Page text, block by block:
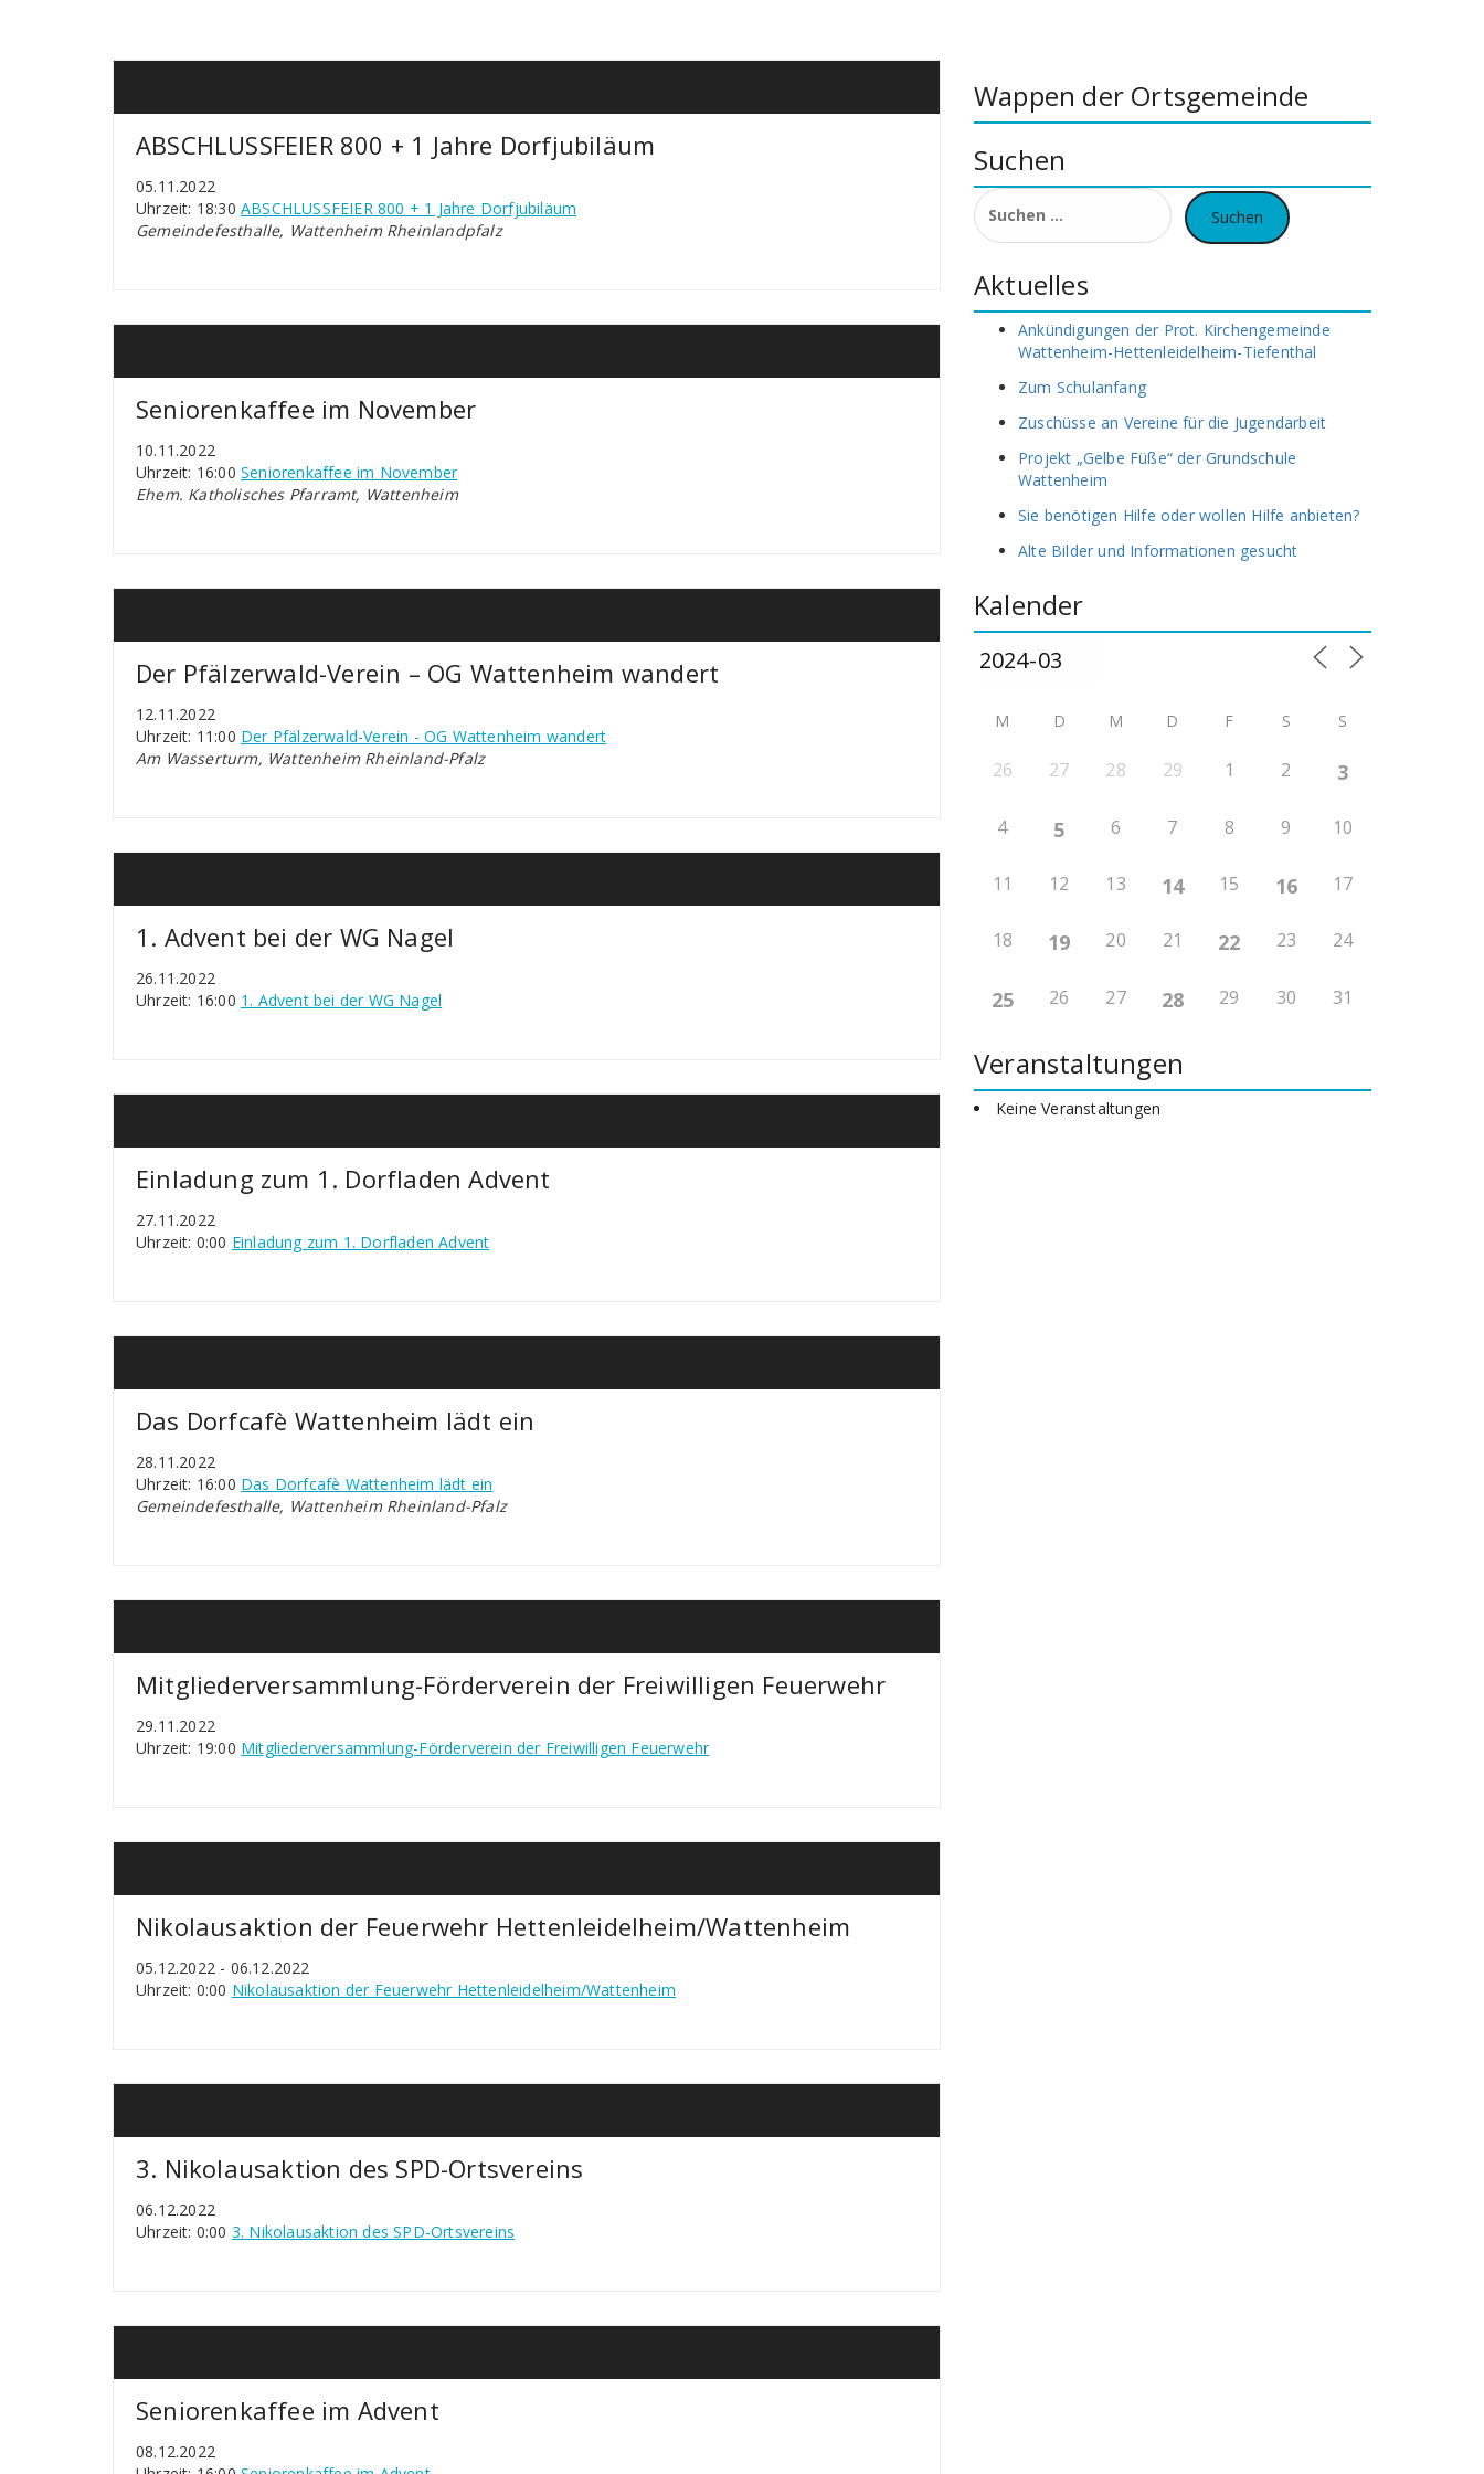
ABSCHLUSSFEIER 800 + 1 Jahre Dorfjubiläum
05.11.2022
Uhrzeit: 18:30 ABSCHLUSSFEIER 800 + 1 Jahre Dorfjubiläum
Gemeindefesthalle, Wattenheim Rheinlandpfalz
Seniorenkaffee im November
10.11.2022
Uhrzeit: 16:00 Seniorenkaffee im November
Ehem. Katholisches Pfarramt, Wattenheim
Der Pfälzerwald-Verein – OG Wattenheim wandert
12.11.2022
Uhrzeit: 11:00 Der Pfälzerwald-Verein - OG Wattenheim wandert
Am Wasserturm, Wattenheim Rheinland-Pfalz
1. Advent bei der WG Nagel
26.11.2022
Uhrzeit: 16:00 1. Advent bei der WG Nagel
Einladung zum 1. Dorfladen Advent
27.11.2022
Uhrzeit: 0:00 Einladung zum 1. Dorfladen Advent
Das Dorfcafè Wattenheim lädt ein
28.11.2022
Uhrzeit: 16:00 Das Dorfcafè Wattenheim lädt ein
Gemeindefesthalle, Wattenheim Rheinland-Pfalz
Mitgliederversammlung-Förderverein der Freiwilligen Feuerwehr
29.11.2022
Uhrzeit: 19:00 Mitgliederversammlung-Förderverein der Freiwilligen Feuerwehr
Nikolausaktion der Feuerwehr Hettenleidelheim/Wattenheim
05.12.2022 - 06.12.2022
Uhrzeit: 0:00 Nikolausaktion der Feuerwehr Hettenleidelheim/Wattenheim
3. Nikolausaktion des SPD-Ortsvereins
06.12.2022
Uhrzeit: 0:00 3. Nikolausaktion des SPD-Ortsvereins
Seniorenkaffee im Advent
08.12.2022
Wappen der Ortsgemeinde
Suchen
Suchen
nach:
Aktuelles
Ankündigungen der Prot. Kirchengemeinde
Wattenheim-Hettenleidelheim-Tiefenthal
Zum Schulanfang
Zuschüsse an Vereine für die Jugendarbeit
Projekt „Gelbe Füße“ der Grundschule
Wattenheim
Sie benötigen Hilfe oder wollen Hilfe anbieten?
Alte Bilder und Informationen gesucht
Kalender
M D M D F S S
26 27 28 29 1 2 3
4 5 6 7 8 9 10
11 12 13 14 15 16 17
18 19 20 21 22 23 24
25 26 27 28 29 30 31
Veranstaltungen
Keine Veranstaltungen